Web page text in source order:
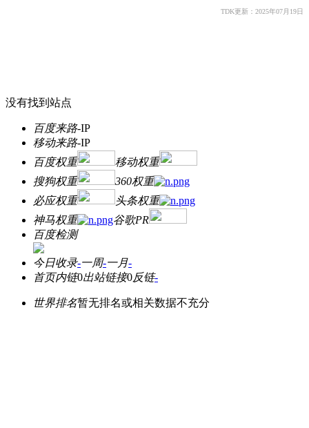
TDK更新：2025年07月19日
没有找到站点
百度来路-IP
移动来路-IP
百度权重
移动权重
搜狗权重
360权重
必应权重
头条权重
神马权重
谷歌PR
百度检测
今日收录-一周-一月-
首页内链0出站链接0反链-
世界排名暂无排名或相关数据不充分